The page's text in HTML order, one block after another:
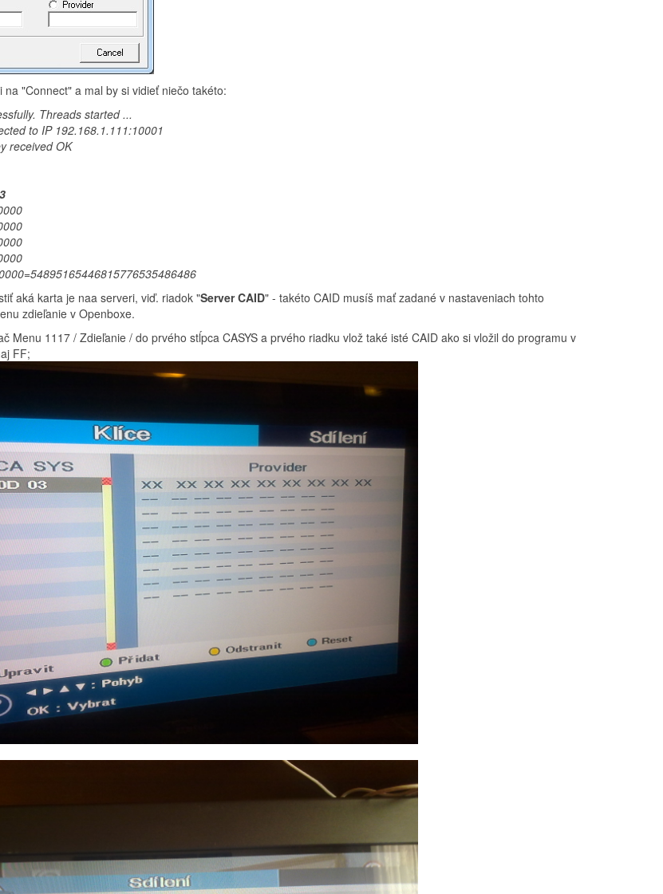
na "Connect" a mal by si vidieť niečo takéto:
Threads started ...
to IP 192.168.1.111:10001
received OK
aká karta je naa serveri, viď. riadok "Server CAID" - takéto CAID musíš mať zadané v nastaveniach tohto
zdieľanie v Openboxe.
Menu 1117 / Zdieľanie / do prvého stĺpca CASYS a prvého riadku vlož také isté CAID ako si vložil do programu v
FF;